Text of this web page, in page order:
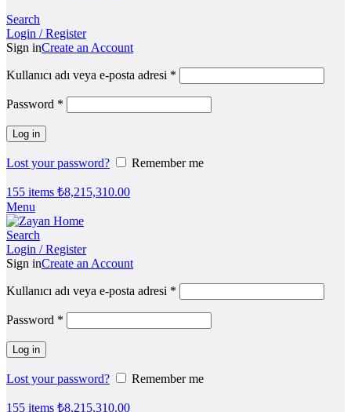
Search
Login / Register
Sign inCreate an Account
Kullanıcı adı veya e-posta adresi *
Password *
Log in
Lost your password? Remember me
155 items ₺8,215,310.00
Menu
Search
Login / Register
Sign inCreate an Account
Kullanıcı adı veya e-posta adresi *
Password *
Log in
Lost your password? Remember me
155 items ₺8,215,310.00